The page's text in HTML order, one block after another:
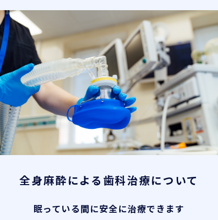
全身麻酔による歯科治療について
眠っている間に安全に治療できます